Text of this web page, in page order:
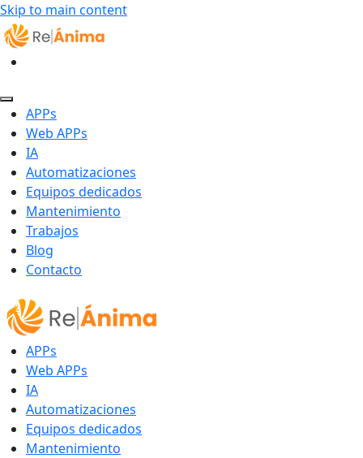
Skip to main content
APPs
Web APPs
IA
Automatizaciones
Equipos dedicados
Mantenimiento
Trabajos
Blog
Contacto
APPs
Web APPs
IA
Automatizaciones
Equipos dedicados
Mantenimiento